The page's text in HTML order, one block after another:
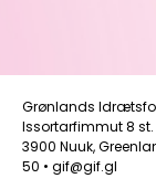
Grønlands
Issortarfimmut 8 st.
3900 Nuuk,
50 • gif@gif.gl